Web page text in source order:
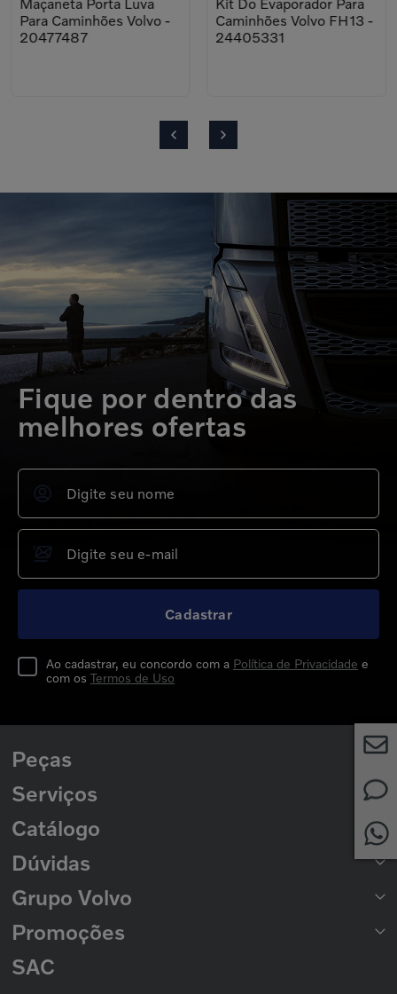
Maçaneta Porta Luva
Para Caminhões Volvo -
20477487
Kit Do Evaporador Para
Caminhões Volvo FH13 -
24405331
Fique por dentro das
melhores ofertas
Cadastrar
Ao cadastrar, eu concordo com a Política de Privacidade e
com os Termos de Uso
Peças
Peças para Caminhões
Peças para Ônibus
Serviços
Rede de Concessionárias
2ª Via de Boleto
Catálogo
Catálogo de Peças
Catálogo Nacional de Motores
Dúvidas
Formas de Pagamento
Prazo de Entrega
Trocas e Devoluções
Política de Privacidade
Cookies
Política de Garantias
Grupo Volvo
Seminovos Volvo
Volvo Caminhões
Volvo Ônibus
Grupo Volvo
Promoções
Promoção Nacional
SAC